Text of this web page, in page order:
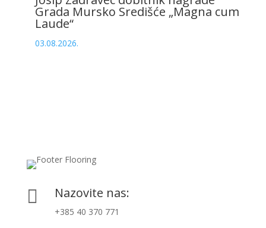
Grada Mursko Središće „Magna cum
Laude“
03.08.2026.
 Nazovite nas:
+385 40 370 771